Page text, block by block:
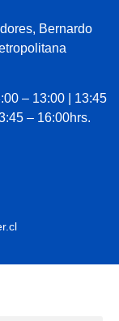
Bernardo
– 13:00 | 13:45
– 16:00hrs.